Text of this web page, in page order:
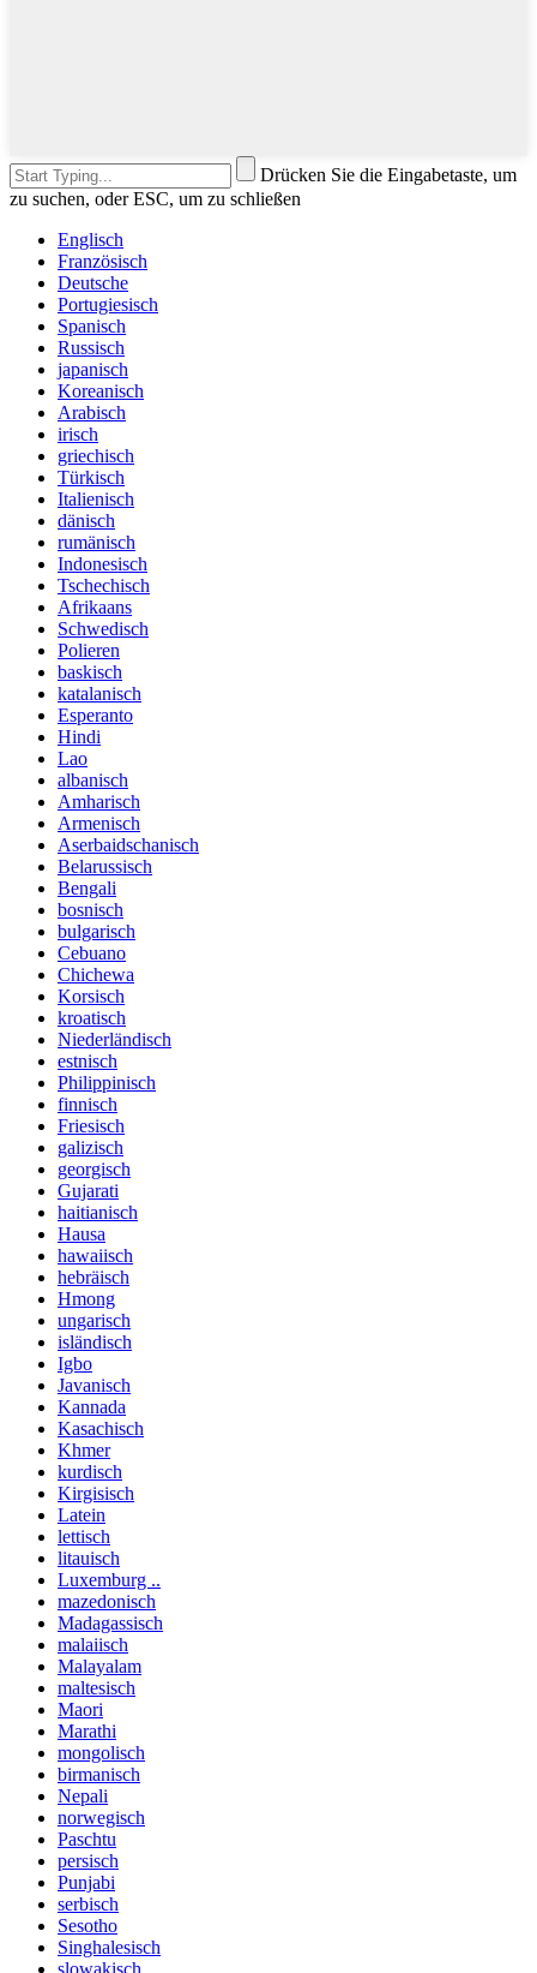
Drücken Sie die Eingabetaste, um
zu suchen, oder ESC, um zu schließen
Englisch
Französisch
Deutsche
Portugiesisch
Spanisch
Russisch
japanisch
Koreanisch
Arabisch
irisch
griechisch
Türkisch
Italienisch
dänisch
rumänisch
Indonesisch
Tschechisch
Afrikaans
Schwedisch
Polieren
baskisch
katalanisch
Esperanto
Hindi
Lao
albanisch
Amharisch
Armenisch
Aserbaidschanisch
Belarussisch
Bengali
bosnisch
bulgarisch
Cebuano
Chichewa
Korsisch
kroatisch
Niederländisch
estnisch
Philippinisch
finnisch
Friesisch
galizisch
georgisch
Gujarati
haitianisch
Hausa
hawaiisch
hebräisch
Hmong
ungarisch
isländisch
Igbo
Javanisch
Kannada
Kasachisch
Khmer
kurdisch
Kirgisisch
Latein
lettisch
litauisch
Luxemburg ..
mazedonisch
Madagassisch
malaiisch
Malayalam
maltesisch
Maori
Marathi
mongolisch
birmanisch
Nepali
norwegisch
Paschtu
persisch
Punjabi
serbisch
Sesotho
Singhalesisch
slowakisch